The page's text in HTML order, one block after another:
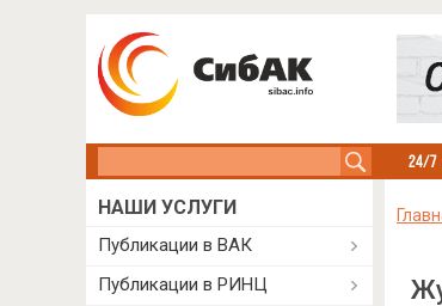
НАШИ УСЛУГИ
Публикации в ВАК
Публикации в РИНЦ